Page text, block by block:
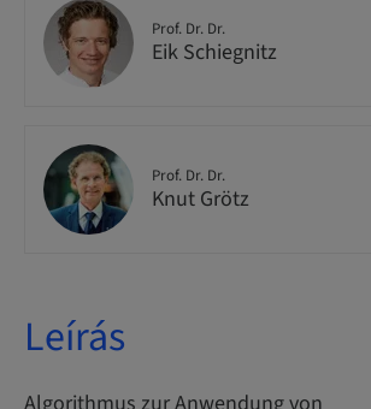
Prof. Dr. Dr.
Eik Schiegnitz
Prof. Dr. Dr.
Knut Grötz
Leírás